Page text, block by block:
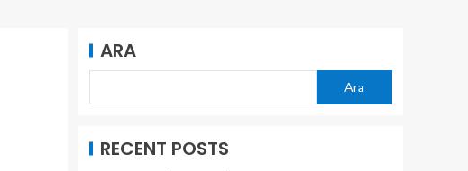
ARA
Ara
RECENT POSTS